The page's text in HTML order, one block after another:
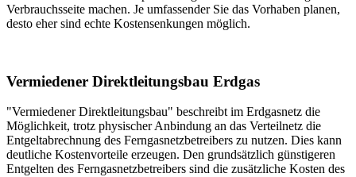
Verbrauchsseite machen. Je umfassender Sie das Vorhaben planen,
desto eher sind echte Kostensenkungen möglich.
Vermiedener Direktleitungsbau Erdgas
"Vermiedener Direktleitungsbau" beschreibt im Erdgasnetz die
Möglichkeit, trotz physischer Anbindung an das Verteilnetz die
Entgeltabrechnung des Ferngasnetzbetreibers zu nutzen. Dies kann
deutliche Kostenvorteile erzeugen. Den grundsätzlich günstigeren
Entgelten des Ferngasnetzbetreibers sind die zusätzliche Kosten des